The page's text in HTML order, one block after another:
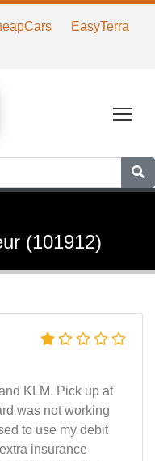
EasyTerra
(101912)
KLM. Pick up at
was not working
to use my debit
insurance